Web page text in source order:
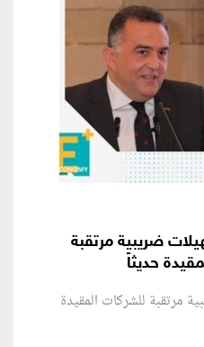
ضريبية مرتقبة
حديثاً
مرتقبة للشركات المقيدة